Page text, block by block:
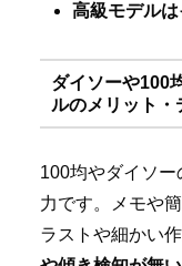
高級モデル
ダイソーや100
ルのメリット・
100均やダイソ
力です。メモや
ラストや細かい